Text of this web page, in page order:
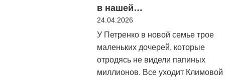
в нашей…
24.04.2026
У Петренко в новой семье трое
маленьких дочерей, которые
отродясь не видели папиных
миллионов. Все уходит Климовой